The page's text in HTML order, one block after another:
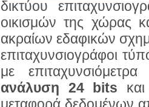
δικτύου
οικισμών της χώρας
ακραίων εδαφικών
επιταχυνσιογράφοι
με
ανάλυση 24 bits